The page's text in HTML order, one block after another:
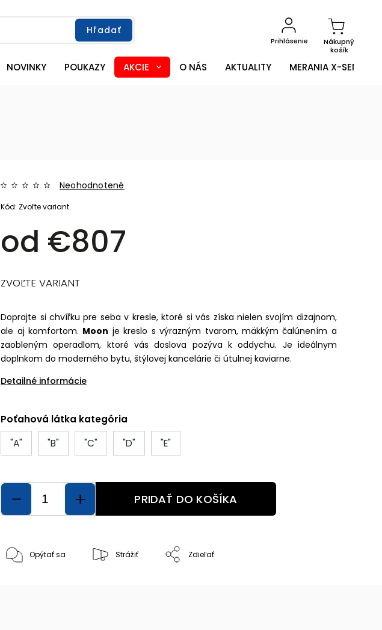
Hľadať
Nákupný
košík
Prihlásenie
NOVINKY POUKAZY AKCIE O NÁS AKTUALITY MERANIA X-SENSOR
Neohodnotené
od €807
Kód: Zvoľte variant
Doprajte si chvíľku pre seba v kresle, ktoré si vás získa nielen svojím dizajnom,
ale aj komfortom. Moon je kreslo s výrazným tvarom, mäkkým čalúnením a
zaobleným operadlom, ktoré vás doslova pozýva k oddychu. Je ideálnym
doplnkom do moderného bytu, štýlovej kancelárie či útulnej kaviarne.
Detailné informácie
Poťahová látka kategória
"A"
"B" "C" "D" "E"
ZVOĽTE VARIANT
PRIDAŤ DO KOŠÍKA
Opýtať sa Strážiť Zdieľať